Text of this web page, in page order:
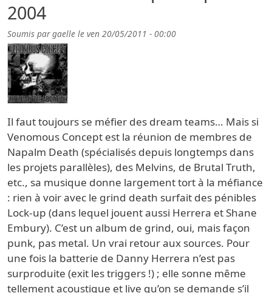
2004
Soumis pargaelle le ven 20/05/2011 - 00:00
Il faut toujours se méfier des dream teams… Mais si
Venomous Concept est la réunion de membres de
Napalm Death (spécialisés depuis longtemps dans
les projets parallèles), des Melvins, de Brutal Truth,
etc., sa musique donne largement tort à la méfiance
: rien à voir avec le grind death surfait des pénibles
Lock-up (dans lequel jouent aussi Herrera et Shane
Embury). C’est un album de grind, oui, mais façon
punk, pas metal. Un vrai retour aux sources. Pour
une fois la batterie de Danny Herrera n’est pas
surproduite (exit les triggers !) ; elle sonne même
tellement acoustique et live qu’on se demande s’il